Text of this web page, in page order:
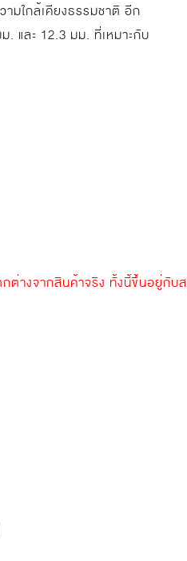
ามใกล้เคียงธรรมชาติ อีก
และ 12.3 มม. ที่เหมาะกับ
ต่างจากสินค้าจริง ทั้งนี้ขึ้นอยู่